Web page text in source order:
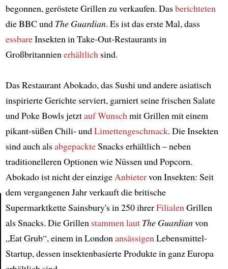
Article
begonnen, geröstete Grillen zu verkaufen. Dasberichteten
die BBC und The Guardian. Es ist das erste Mal, dass
essbareInsekten in Take-Out-Restaurants in
Großbritannienerhältlichsind.
Das Restaurant Abokado, das Sushi und andere asiatisch
inspirierte Gerichte serviert, garniert seine frischen Salate
und Poke Bowls jetztauf Wunschmit Grillen mit einem
pikant-süßen Chili- undLimettengeschmack. Die Insekten
sind auch alsabgepackteSnacks erhältlich – neben
traditionelleren Optionen wie Nüssen und Popcorn.
Abokado ist nicht der einzigeAnbietervon Insekten: Seit
dem vergangenen Jahr verkauft die britische
Supermarktkette Sainsbury's in 250 ihrerFilialenGrillen
als Snacks. Die Grillen stammenlaut The Guardianvon
„Eat Grub“, einem in LondonansässigenLebensmittel-
Startup, dessen insektenbasierte Produkte in ganz Europa